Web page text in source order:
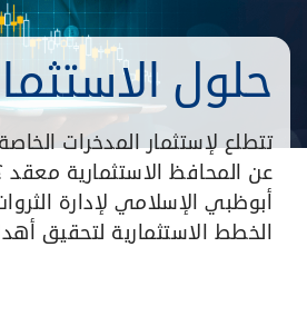
حلول
تتطلع لإستثمار المدخرات
عن المحافظ الاستثمارية
أبوظبي الإسلامي لإدارة
الخطط الاستثمارية لتحقيق